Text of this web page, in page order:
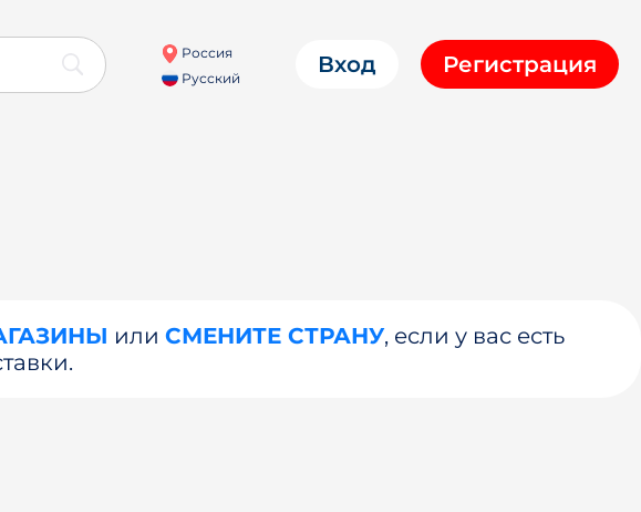
Россия
Русский
Вход Регистрация
или СМЕНИТЕ СТРАНУ, если у вас есть